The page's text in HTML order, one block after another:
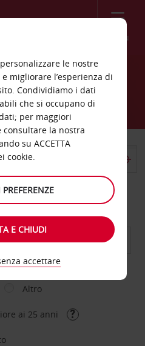
Menù
Sandefjord
diversa
AL GIORNO
Altro
ai 25 anni
le nostre
migliorare l’esperienza di
Condividiamo i dati
che si occupano di
per maggiori
la nostra
su ACCETTA
cookie.
PREFERENZE
E CHIUDI
accettare